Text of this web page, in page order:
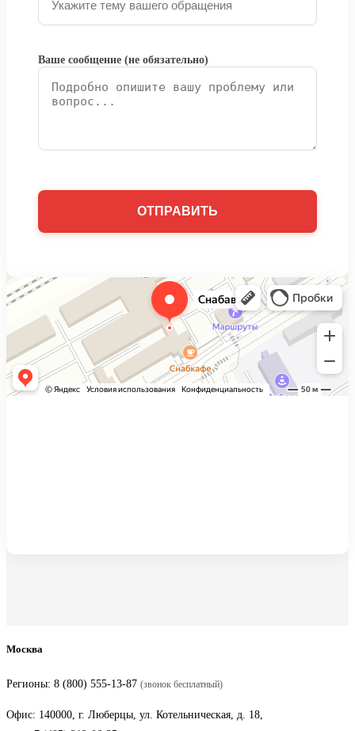
Ваше сообщение (не обязательно)
Москва
Регионы: 8 (800) 555-13-87 (звонок бесплатный)
Офис: 140000, г. Люберцы, ул. Котельническая, д. 18,